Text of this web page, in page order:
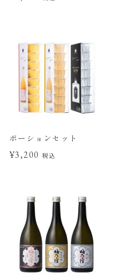
ポーションセット
¥3,200税込